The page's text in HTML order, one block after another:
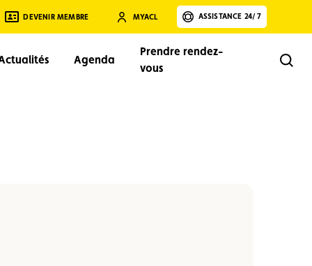
DEVENIR MEMBRE MYACL ASSISTANCE 24/7
Agenda
Prendre rendez-
vous